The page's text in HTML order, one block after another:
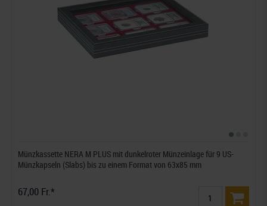
Münzkassette NERA M PLUS mit dunkelroter Münzeinlage für 9 US-
Münzkapseln (Slabs) bis zu einem Format von 63x85 mm
67,00 Fr.*